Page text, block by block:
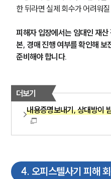
공
법률
뉴스레터
세
한 뒤라면 실제 회수가 어려워
피해자 입장에서는 임대인 재
본, 경매 진행 여부를 확인해 보
준비해야 합니다.
더보기
내용증명보내기, 상대방이
4. 오피스텔사기 피해